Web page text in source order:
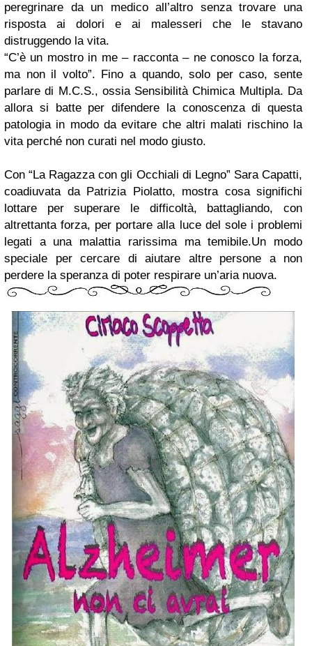
peregrinare da un medico all’altro senza trovare una
risposta ai dolori e ai malesseri che le stavano
distruggendo la vita.
“C’è un mostro in me – racconta – ne conosco la forza,
ma non il volto”. Fino a quando, solo per caso, sente
parlare di M.C.S., ossia Sensibilità Chimica Multipla. Da
allora si batte per difendere la conoscenza di questa
patologia in modo da evitare che altri malati rischino la
vita perché non curati nel modo giusto.
Con “La Ragazza con gli Occhiali di Legno” Sara Capatti,
coadiuvata da Patrizia Piolatto, mostra cosa significhi
lottare per superare le difficoltà, battagliando, con
altrettanta forza, per portare alla luce del sole i problemi
legati a una malattia rarissima ma temibile.Un modo
speciale per cercare di aiutare altre persone a non
perdere la speranza di poter respirare un’aria nuova.